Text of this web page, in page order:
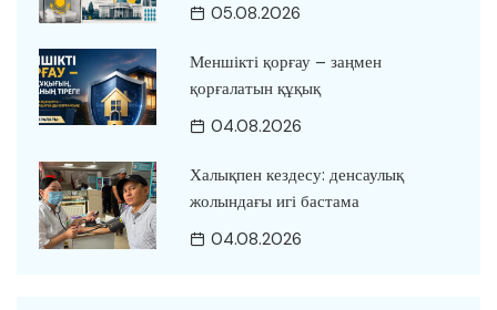
05.08.2026
Меншікті қорғау – заңмен
қорғалатын құқық
04.08.2026
Халықпен кездесу: денсаулық
жолындағы игі бастама
04.08.2026